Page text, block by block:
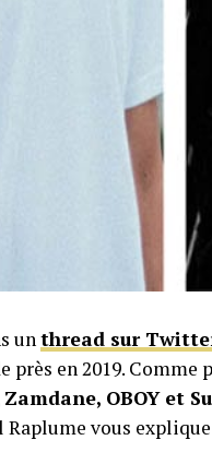
unthread sur
près en 2019.
Zamdane, OBOY et
Raplume vous explique